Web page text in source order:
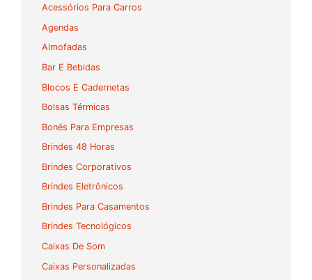
Acessórios Para Carros
Agendas
Almofadas
Bar E Bebidas
Blocos E Cadernetas
Bolsas Térmicas
Bonés Para Empresas
Brindes 48 Horas
Brindes Corporativos
Brindes Eletrônicos
Brindes Para Casamentos
Brindes Tecnológicos
Caixas De Som
Caixas Personalizadas